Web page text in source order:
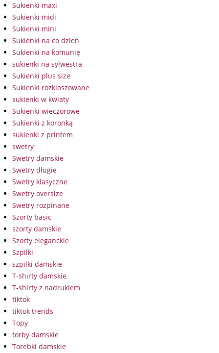
Sukienki maxi
Sukienki midi
Sukienki mini
Sukienki na co dzień
Sukienki na komunię
sukienki na sylwestra
Sukienki plus size
Sukienki rozkloszowane
sukienki w kwiaty
Sukienki wieczorowe
Sukienki z koronką
sukienki z printem
swetry
Swetry damskie
Swetry długie
Swetry klasyczne
Swetry oversize
Swetry rozpinane
Szorty basic
szorty damskie
Szorty eleganckie
Szpilki
szpilki damskie
T-shirty damskie
T-shirty z nadrukiem
tiktok
tiktok trends
Topy
torby damskie
Torebki damskie